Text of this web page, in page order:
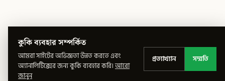
কুকি ব্যবহার সম্পর্কিত
আমরা সাইটের অভিজ্ঞতা উন্নত করতে এবং
অ্যানালিটিক্সের জন্য কুকি ব্যবহার করি।আরো
জানুন
প্রত্যাখ্যান সম্মতি